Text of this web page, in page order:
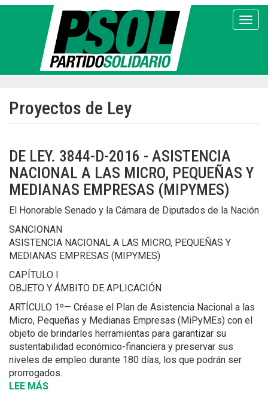
Pasar
Proyectos de Ley
DE LEY. 3844-D-2016 - ASISTENCIA
NACIONAL A LAS MICRO, PEQUEÑAS Y
MEDIANAS EMPRESAS (MIPYMES)
El Honorable Senado y la Cámara de Diputados de la Nación
SANCIONAN
ASISTENCIA NACIONAL A LAS MICRO, PEQUEÑAS Y
MEDIANAS EMPRESAS (MIPYMES)
CAPÍTULO I
OBJETO Y ÁMBITO DE APLICACIÓN
ARTÍCULO 1º— Créase el Plan de Asistencia Nacional a las
Micro, Pequeñas y Medianas Empresas (MiPyMEs) con el
objeto de brindarles herramientas para garantizar su
sustentabilidad económico-financiera y preservar sus
niveles de empleo durante 180 días, los que podrán ser
prorrogados.
LEE MÁS